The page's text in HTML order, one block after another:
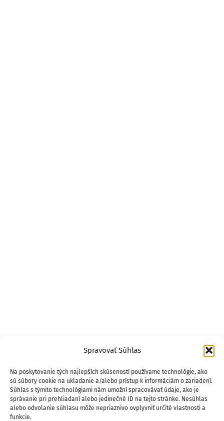
Spravovať Súhlas
Na poskytovanie tých najlepších skúseností používame technológie, ako
sú súbory cookie na ukladanie a/alebo prístup k informáciám o zariadení.
Súhlas s týmito technológiami nám umožní spracovávať údaje, ako je
správanie pri prehliadaní alebo jedinečné ID na tejto stránke. Nesúhlas
alebo odvolanie súhlasu môže nepriaznivo ovplyvniť určité vlastnosti a
funkcie.